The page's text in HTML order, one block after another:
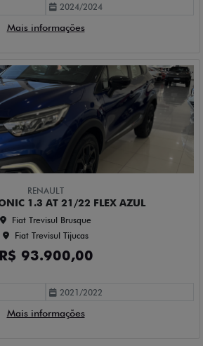
2024/2024
Mais informações
RENAULT
1.3 AT 21/22 FLEX AZUL
Fiat Trevisul Brusque
Fiat Trevisul Tijucas
R$ 93.900,00
2021/2022
Mais informações